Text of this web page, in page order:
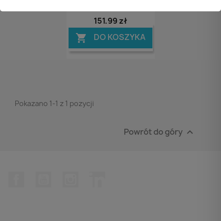
151,99 zł
 DO KOSZYKA
Pokazano 1-1 z 1 pozycji
Powrót do góry 